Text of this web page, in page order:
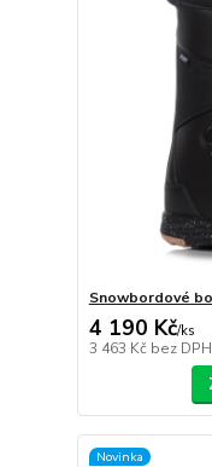
Snowbordové
4 190 Kč/ks
3 463 Kč bez DPH
Novinka